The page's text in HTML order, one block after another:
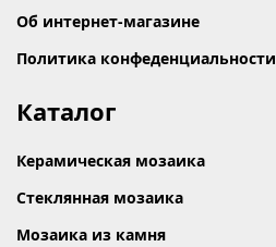
Об интернет-магазине
Политика конфеденциальности
Каталог
Керамическая мозаика
Стеклянная мозаика
Мозаика из камня